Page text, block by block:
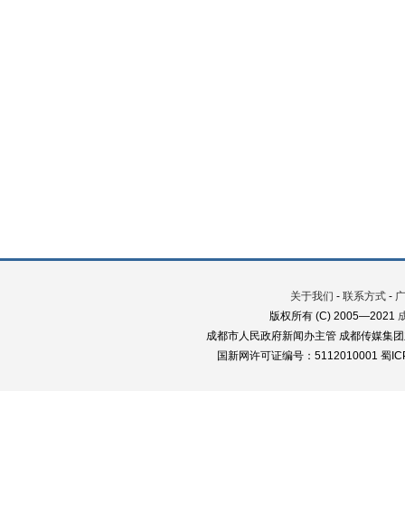
关于我们 - 联系方式 -
版权所有 (C) 2005—2021
成都市人民政府新闻办主管 成都传媒集
国新网许可证编号：5112010001 蜀